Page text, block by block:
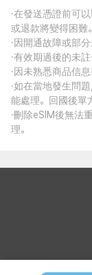
·在發送憑證前可
或退款將變得困難。
·因開通故障或部
·有效期過後的未
·因未熟悉商品信
·如在當地發生問
能處理。回國後單
·刪除eSIM後無法
理。